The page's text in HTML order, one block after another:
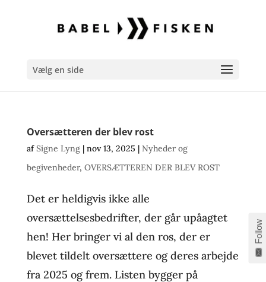
Vælg en side
Oversætteren der blev rost
afSigne Lyng| nov 13, 2025 | Nyheder og
begivenheder, OVERSÆTTEREN DER BLEV ROST
Det er heldigvis ikke alle
oversættelsesbedrifter, der går upåagtet
hen! Her bringer vi al den ros, der er
blevet tildelt oversættere og deres arbejde
fra 2025 og frem. Listen bygger på
Follow